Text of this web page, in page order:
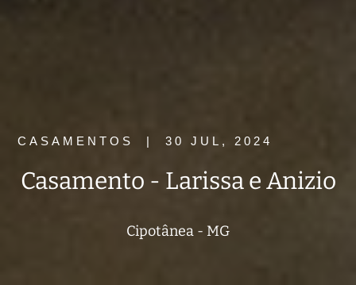
CASAMENTOS |30 JUL, 2024
Casamento - Larissa e Anizio
Cipotânea - MG